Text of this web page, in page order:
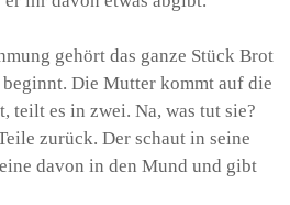
gehört das ganze Stück Brot
Die Mutter kommt auf die
teilt es in zwei. Na, was tut sie?
zurück. Der schaut in seine
davon in den Mund und gibt